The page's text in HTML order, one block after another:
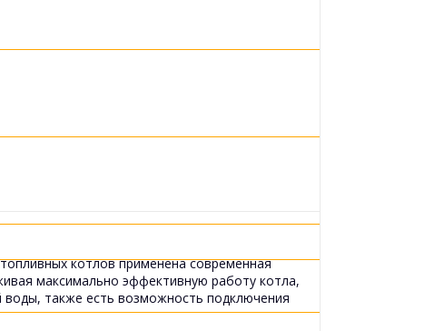
котлов применена современная
максимально эффективную работу котла,
также есть возможность подключения